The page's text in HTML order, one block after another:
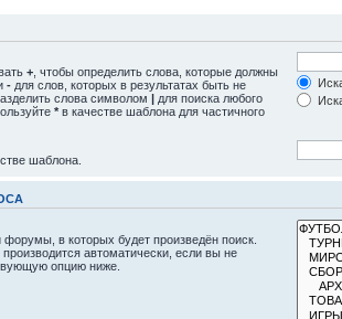
+ , чтобы определить слова, которые должны
- для слов, которых в результатах быть не
слова символом | для поиска любого
* в качестве шаблона для частичного
шаблона.
в которых будет произведён поиск.
автоматически, если вы не
опцию ниже.